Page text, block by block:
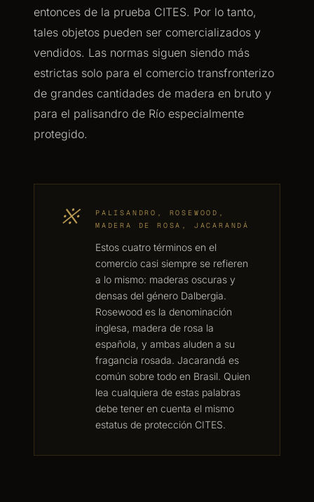
entonces de la prueba CITES. Por lo tanto,
tales objetos pueden ser comercializados y
vendidos. Las normas siguen siendo más
estrictas solo para el comercio transfronterizo
de grandes cantidades de madera en bruto y
para el palisandro de Río especialmente
protegido.
※
PALISANDRO, ROSEWOOD,
MADERA DE ROSA, JACARANDÁ
Estos cuatro términos en el
comercio casi siempre se refieren
a lo mismo: maderas oscuras y
densas del género Dalbergia.
Rosewood es la denominación
inglesa, madera de rosa la
española, y ambas aluden a su
fragancia rosada. Jacarandá es
común sobre todo en Brasil. Quien
lea cualquiera de estas palabras
debe tener en cuenta el mismo
estatus de protección CITES.